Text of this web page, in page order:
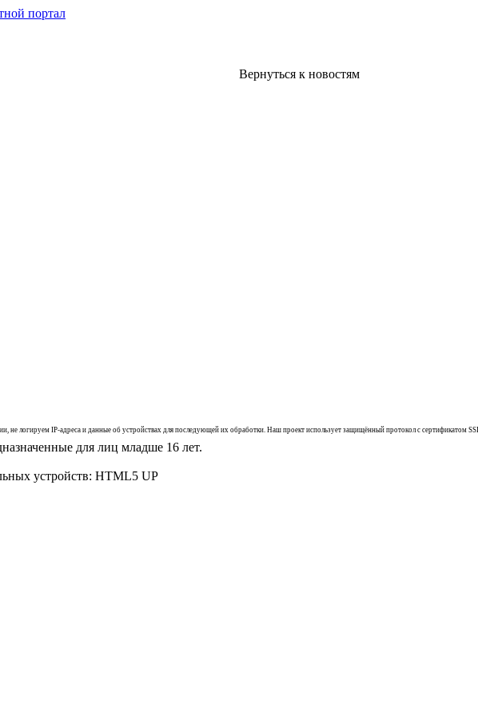
портал
Вернуться к новостям
логируем IP-адреса и данные об устройствах для последующей их обработки. Наш проект использует защищённый протокол с сертификатом
для лиц младше 16 лет.
устройств: HTML5 UP